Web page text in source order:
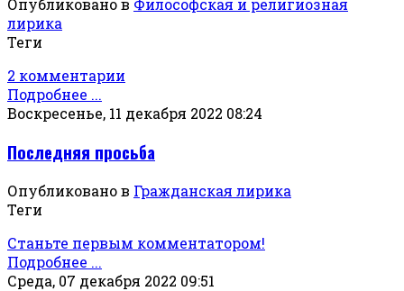
Опубликовано в Философская и религиозная
лирика
Теги
2 комментарии
Подробнее ...
Воскресенье, 11 декабря 2022 08:24
Последняя просьба
Опубликовано в Гражданская лирика
Теги
Станьте первым комментатором!
Подробнее ...
Среда, 07 декабря 2022 09:51